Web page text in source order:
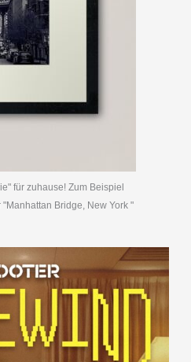
für zuhause! Zum Beispiel
Bridge, New York "